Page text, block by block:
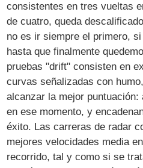
consistentes en tres vueltas
de cuatro, queda
no es ir siempre el primero,
hasta que finalmente
pruebas "drift" consisten en
curvas señalizadas con
alcanzar la mejor puntuación:
en ese momento, y
éxito. Las carreras de radar
mejores velocidades media
recorrido, tal y como si se